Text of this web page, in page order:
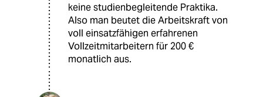
keine studienbegleitende Praktika.
Also man beutet die Arbeitskraft von
voll einsatzfähigen erfahrenen
Vollzeitmitarbeitern für 200 €
monatlich aus.